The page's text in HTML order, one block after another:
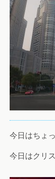
今日はちょ
今日はクリ